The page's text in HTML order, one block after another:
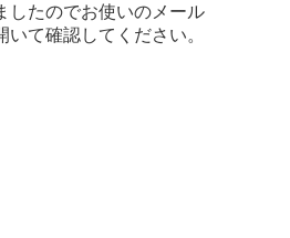
したのでお使いのメール
て確認してください。